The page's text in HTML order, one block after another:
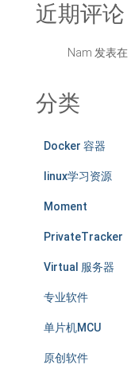
近期评论
Nam 发表在
分类
Docker 容器
linux学习资源
Moment
PrivateTracker
Virtual 服务器
专业软件
单片机MCU
原创软件